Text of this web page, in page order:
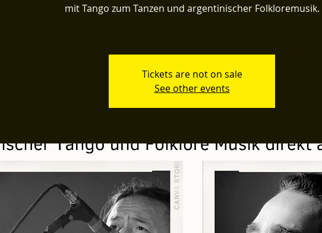
mit Tango zum Tanzen und argentinischer Folkloremusik.
Tickets are not on sale
See other events